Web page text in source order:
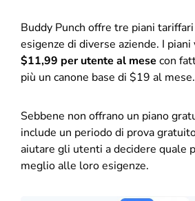
Buddy Punch offre tre piani
esigenze di diverse aziende. I piani
$11,99 per utente al mese con
più un canone base di $19 al mese.
Sebbene non offrano un piano
include un periodo di prova
aiutare gli utenti a decidere quale
meglio alle loro esigenze.